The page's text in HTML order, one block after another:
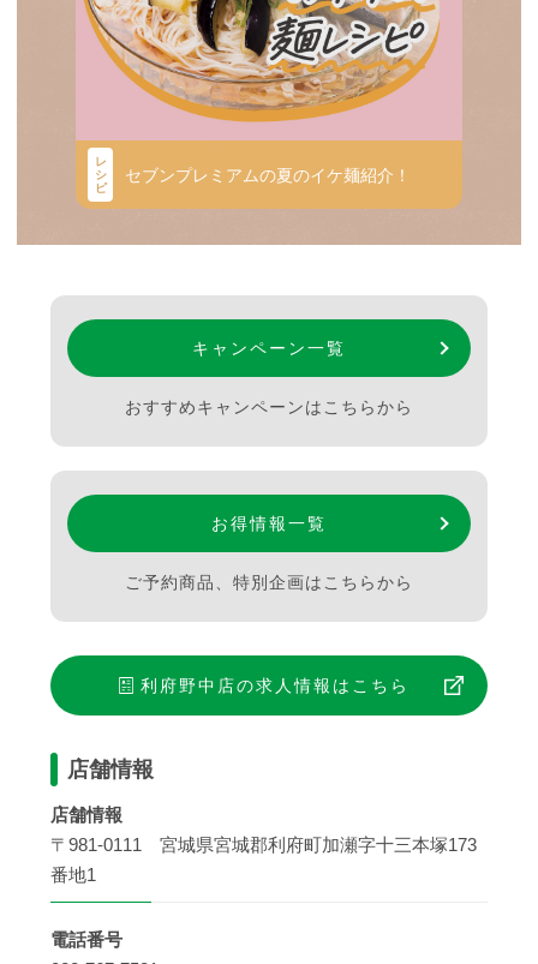
キャンペーン一覧
おすすめキャンペーンはこちらから
お得情報一覧
ご予約商品、特別企画はこちらから
利府野中店の求人情報はこちら
レ
シ
ピ
セブンプレミアムの夏のイケ麺紹介！
店舗情報
店舗情報
〒981-0111 宮城県宮城郡利府町加瀬字十三本塚173
番地1
電話番号